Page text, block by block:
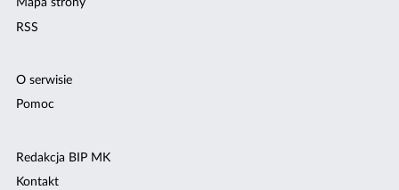
Mapa strony
RSS
O serwisie
Pomoc
Redakcja BIP MK
Kontakt